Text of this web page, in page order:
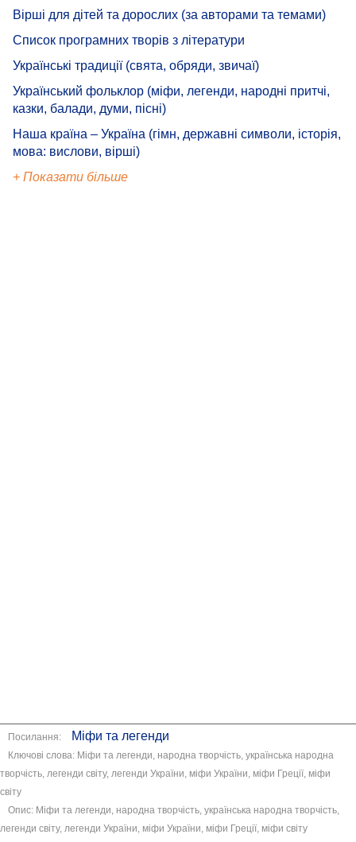
Вірші для дітей та дорослих (за авторами та темами)
Список програмних творів з літератури
Українські традиції (свята, обряди, звичаї)
Український фольклор (міфи, легенди, народні притчі,
казки, балади, думи, пісні)
Наша країна – Україна (гімн, державні символи, історія,
мова: вислови, вірші)
+ Показати більше
Посилання: Міфи та легенди
Ключові слова: Міфи та легенди, народна творчість, українська народна
творчість, легенди світу, легенди України, міфи України, міфи Греції, міфи
світу
Опис: Міфи та легенди, народна творчість, українська народна творчість,
легенди світу, легенди України, міфи України, міфи Греції, міфи світу